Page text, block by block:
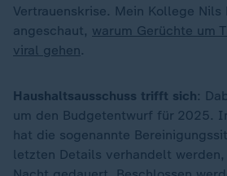
Vertrauenskrise. Mein Kollege
angeschaut, warum Gerüchte um
viral gehen.
Haushaltsausschuss trifft sich:
um den Budgetentwurf für 2025.
hat die sogenannte
letzten Details verhandelt